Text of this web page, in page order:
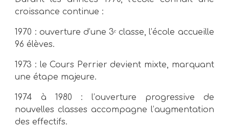
croissance continue :
1970 : ouverture d’une 3ᵉ classe, l’école accueille
96 élèves.
1973 : le Cours Perrier devient mixte, marquant
une étape majeure.
1974 à 1980 : l’ouverture progressive de
nouvelles classes accompagne l’augmentation
des effectifs.